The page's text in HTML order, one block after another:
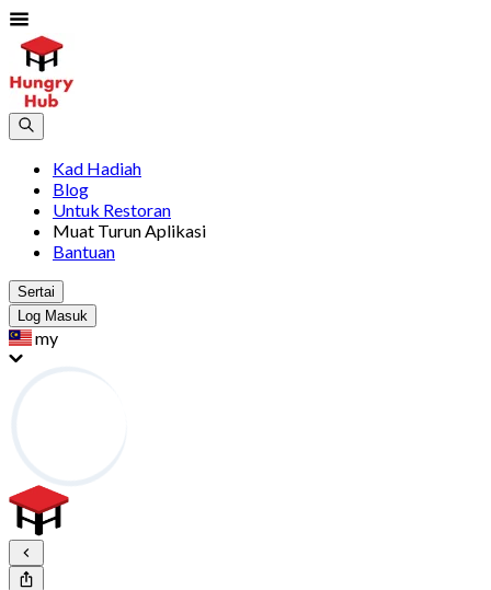
Kad Hadiah
Blog
Untuk Restoran
Muat Turun Aplikasi
Bantuan
Sertai
Log Masuk
my